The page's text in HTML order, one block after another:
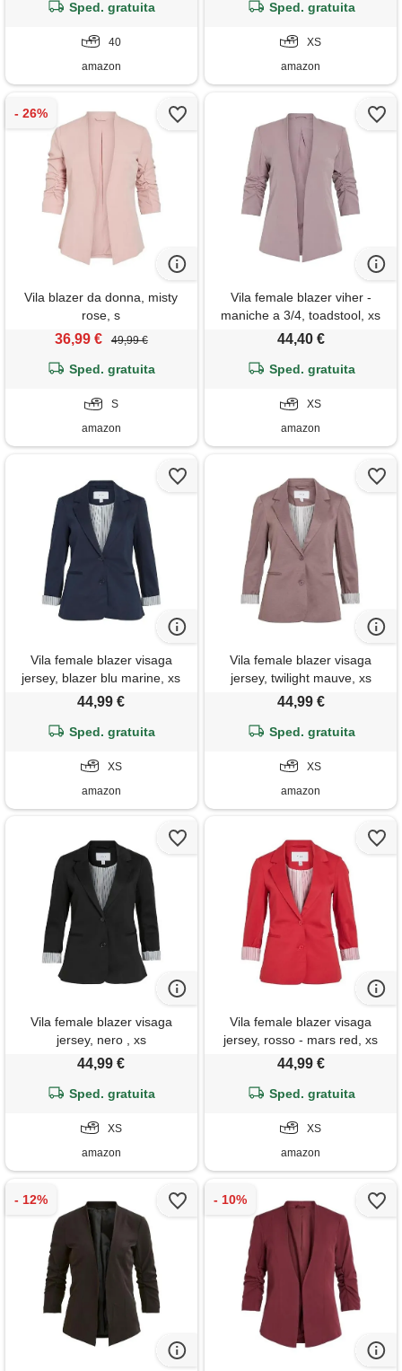
Sped. gratuita
40
amazon
Sped. gratuita
XS
amazon
Vila blazer da donna, misty
rose, s
36,99 € 49,99 €
Sped. gratuita
S
amazon
Vila female blazer viher -
maniche a 3/4, toadstool, xs
44,40 €
Sped. gratuita
XS
amazon
Vila female blazer visaga
jersey, blazer blu marine, xs
44,99 €
Sped. gratuita
XS
amazon
Vila female blazer visaga
jersey, twilight mauve, xs
44,99 €
Sped. gratuita
XS
amazon
Vila female blazer visaga
jersey, nero , xs
44,99 €
Sped. gratuita
XS
amazon
Vila female blazer visaga
jersey, rosso - mars red, xs
44,99 €
Sped. gratuita
XS
amazon